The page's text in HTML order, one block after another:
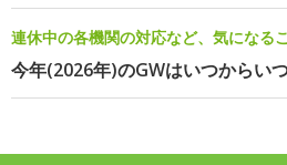
連休中の各機関の対応など、気になる
今年(2026年)のGWはいつからい